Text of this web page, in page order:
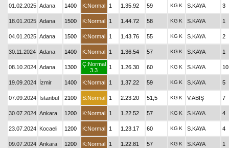
01.02.2025 Adana 1400 K:Normal 1 1.35.92 59 KG K S.KAYA 3
18.01.2025 Adana 1500 K:Normal 1 1.44.72 58 KG K S.KAYA 1
04.01.2025 Adana 1500 K:Normal 1 1.43.76 55 KG K S.KAYA 2
30.11.2024 Adana 1400 K:Normal 1 1.36.54 57 KG K S.KAYA 1
08.10.2024 Adana 1300
Ç:Normal
3.3
1 1.26.30 60 KG K S.KAYA 10
19.09.2024 İzmir 1400 K:Normal 1 1.37.22 59 KG K S.KAYA 5
07.09.2024 İstanbul 2100 S:Normal 1 2.23.20 51,5 KG K V.ABİŞ 7
30.07.2024 Ankara 1200 K:Normal 1 1.22.52 57 KG K S.KAYA 4
23.07.2024 Kocaeli 1200 K:Normal 1 1.23.17 60 KG K S.KAYA 4
09.07.2024 Ankara 1200 K:Normal 1 1.22.81 57 KG K S.KAYA 1